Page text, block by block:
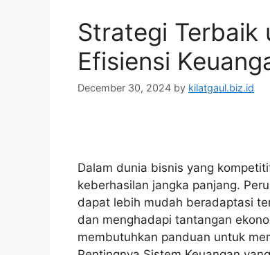
Strategi Terbaik
Efisiensi
December 30, 2024 by kilatgaul.biz.id
Dalam dunia bisnis yang
keberhasilan jangka panjang.
dapat lebih mudah beradaptasi
dan menghadapi tantangan
membutuhkan panduan untuk